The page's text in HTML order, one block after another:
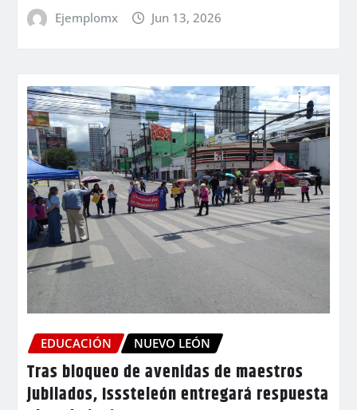
Ejemplomx Jun 13, 2026
EDUCACIÓN NUEVO LEÓN
Tras bloqueo de avenidas de maestros
jubilados, Isssteleón entregará respuesta